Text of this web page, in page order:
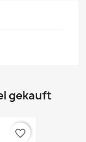
gekauft
favorite_border